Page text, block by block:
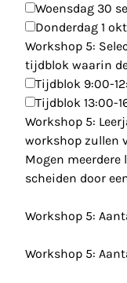
Woensdag 30
Donderdag 1
Workshop 5:
tijdblok waarin
Tijdblok 9:00-
Tijdblok 13:00-
Workshop 5:
workshop zullen
Mogen
scheiden door
Workshop 5:
Workshop 5: